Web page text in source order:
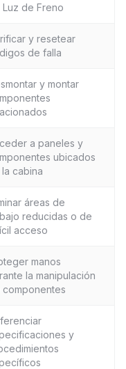
Luz de Freno
y resetear
de falla
y montar
a paneles y
ubicados
la cabina
áreas de
reducidas o de
acceso
manos
la manipulación
componentes
y